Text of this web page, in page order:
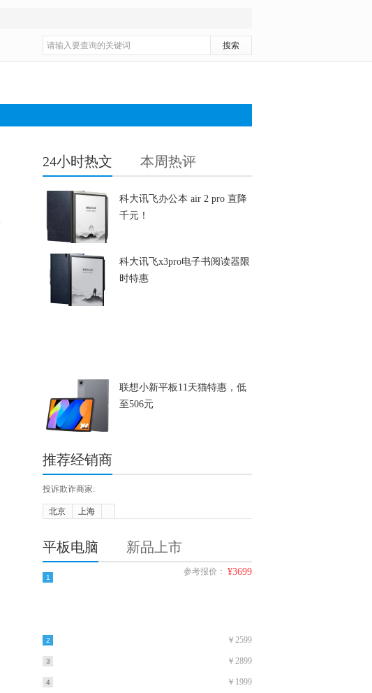
24小时热文 本周热评
科大讯飞办公本 air 2 pro 直降
千元！
科大讯飞x3pro电子书阅读器限
时特惠
联想小新平板11天猫特惠，低
至506元
推荐经销商
投诉欺诈商家:
北京 上海
平板电脑 新品上市
1
参考报价： ¥3699
2 ￥2599
3 ￥2899
4 ￥1999